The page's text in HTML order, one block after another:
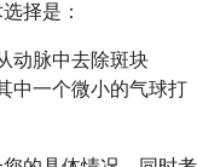
择是：
动脉中去除斑块
中一个微小的气球打